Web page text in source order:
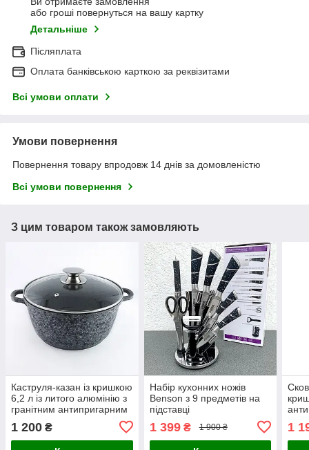
або гроші повернуться на вашу картку
Детальніше
Післяплата
Оплата банківською карткою за реквізитами
Всі умови оплати
Умови повернення
Повернення товару впродовж 14 днів за домовленістю
Всі умови повернення
З цим товаром також замовляють
Каструля-казан із кришкою
6,2 л із литого алюмінію з
гранітним антипригарним
1 200 ₴
Набір кухонних ножів
Benson з 9 предметів на
підставці
1 399₴ 1 900 ₴ 1